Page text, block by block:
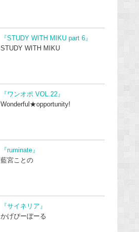
『STUDY WITH MIKU part 6』
STUDY WITH MIKU
『ワンオポ VOL.22』
Wonderful★opportunity!
『ruminate』
藍宮ことの
『サイネリア』
かげぴーぼーる